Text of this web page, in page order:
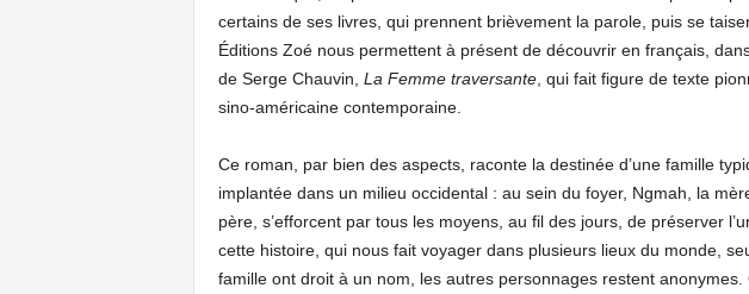
certains de ses livres, qui prennent brièvement la parole, puis se
Éditions Zoé nous permettent à présent de découvrir en français,
de Serge Chauvin, La Femme traversante, qui fait figure de texte
sino-américaine contemporaine.
Ce roman, par bien des aspects, raconte la destinée d’une famille
implantée dans un milieu occidental : au sein du foyer, Ngmah, la
père, s’efforcent par tous les moyens, au fil des jours, de préserver
cette histoire, qui nous fait voyager dans plusieurs lieux du monde,
famille ont droit à un nom, les autres personnages restent